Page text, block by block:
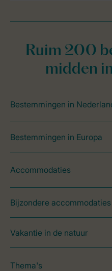
Ruim 200
midden
Bestemmingen in
Bestemmingen in Europa
Accommodaties
Bijzondere accommodaties
Vakantie in de natuur
Thema's